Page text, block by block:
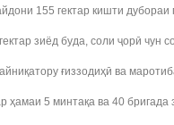
155 гектар кишти
зиёд буда, соли ҷорӣ чун
ғиззодиҳӣ ва
5 минтақа ва 40